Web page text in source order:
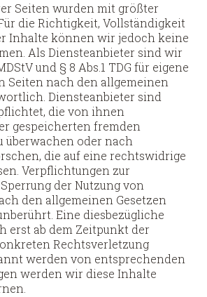
Seiten wurden mit größter
die Richtigkeit, Vollständigkeit
Inhalte können wir jedoch keine
Als Diensteanbieter sind wir
und § 8 Abs.1 TDG für eigene
Seiten nach den allgemeinen
Diensteanbieter sind
die von ihnen
gespeicherten fremden
überwachen oder nach
die auf eine rechtswidrige
Verpflichtungen zur
der Nutzung von
den allgemeinen Gesetzen
Eine diesbezügliche
erst ab dem Zeitpunkt der
Rechtsverletzung
werden von entsprechenden
werden wir diese Inhalte